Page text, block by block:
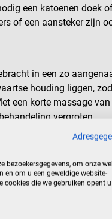
een katoenen doek
of een aansteker zijn
in een zo
houding liggen,
een korte massage
vergroten.
hoofdgebied
omhoog tot aan
na het aansteken zult
bezoekersgegevens, om onze
en om u een geweldige website-
cookies die we gebruiken opent